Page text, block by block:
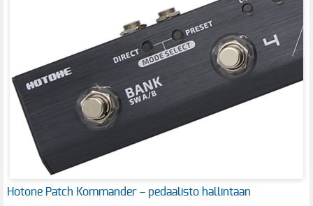
Hotone Patch Kommander – pedaalisto hallintaan